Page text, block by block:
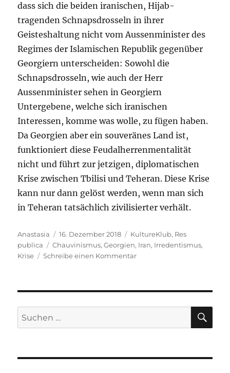
dass sich die beiden iranischen, Hijab-
tragenden Schnapsdrosseln in ihrer
Geisteshaltung nicht vom Aussenminister des
Regimes der Islamischen Republik gegenüber
Georgiern unterscheiden: Sowohl die
Schnapsdrosseln, wie auch der Herr
Aussenminister sehen in Georgiern
Untergebene, welche sich iranischen
Interessen, komme was wolle, zu fügen haben.
Da Georgien aber ein souveränes Land ist,
funktioniert diese Feudalherrenmentalität
nicht und führt zur jetzigen, diplomatischen
Krise zwischen Tbilisi und Teheran. Diese Krise
kann nur dann gelöst werden, wenn man sich
in Teheran tatsächlich zivilisierter verhält.
Autor
Anastasia
Veröffentlicht
am
16. Dezember 2018 Kategorien
KultureKlub, Res
publica
Schlagwörter
Chauvinismus,Georgien, Iran, Irredentismus,
Krise
Schreibe einen Kommentarzu
diplomatischen
zwischen
Suchen
nach: